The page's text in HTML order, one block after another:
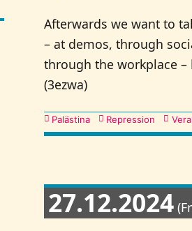
Afterwards we want to
– at demos, through
through the workplace
(3ezwa)
Kategorien
Palästina Repression
27.12.2024